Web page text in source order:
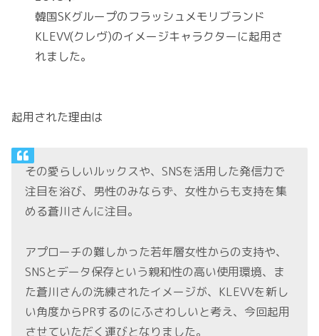
韓国SKグループのフラッシュメモリブランド
KLEVV(クレヴ)のイメージキャラクターに起用さ
れました。
起用された理由は
その愛らしいルックスや、SNSを活用した発信力で
注目を浴び、男性のみならず、女性からも支持を集
める蒼川さんに注目。
アプローチの難しかった若年層女性からの支持や、
SNSとデータ保存という親和性の高い使用環境、ま
た蒼川さんの洗練されたイメージが、KLEVVを新し
い角度からPRするのにふさわしいと考え、今回起用
させていただく運びとなりました。